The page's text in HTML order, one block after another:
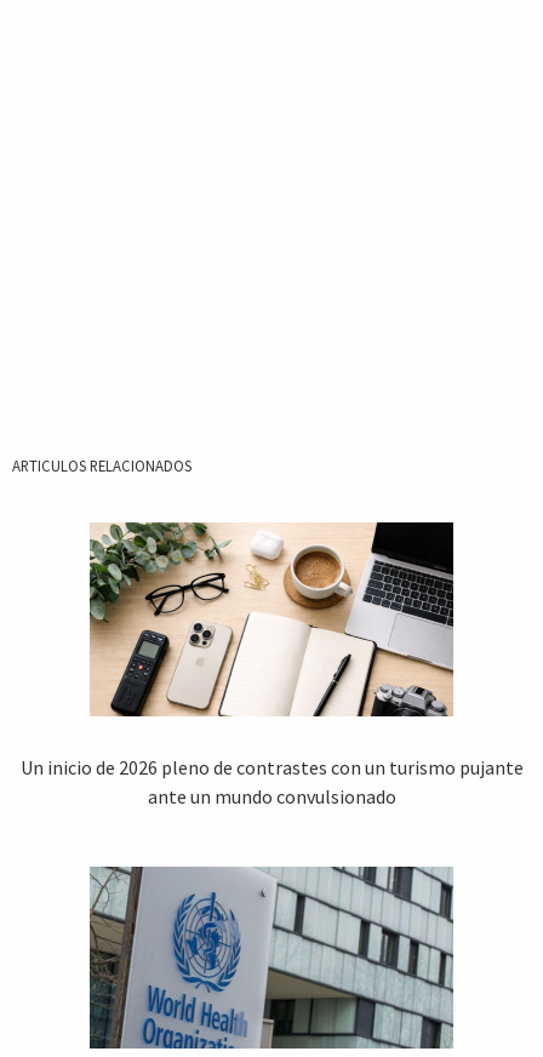
ARTICULOS RELACIONADOS
Un inicio de 2026 pleno de contrastes con un turismo pujante
ante un mundo convulsionado